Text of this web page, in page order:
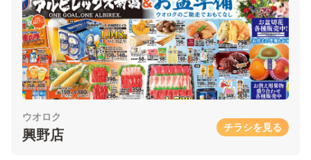
ウオロク
興野店 チラシを見る